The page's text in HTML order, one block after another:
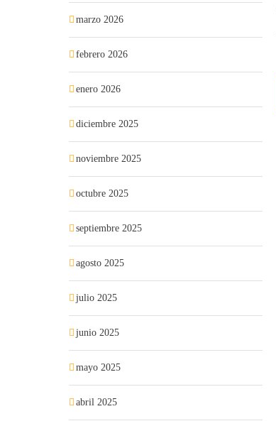
marzo 2026
febrero 2026
enero 2026
diciembre 2025
noviembre 2025
octubre 2025
septiembre 2025
agosto 2025
julio 2025
junio 2025
mayo 2025
abril 2025